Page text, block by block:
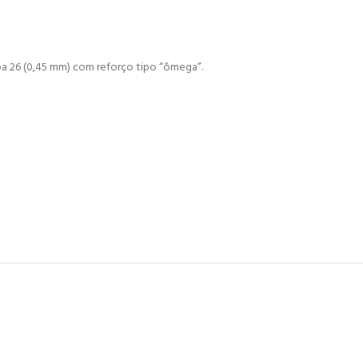
26 (0,45 mm) com reforço tipo “ômega”.